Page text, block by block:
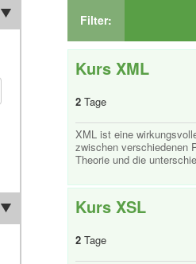
Filter:
Kurs XML
2 Tage
XML ist eine
zwischen verschiedenen
Theorie und die
Kurs XSL
2 Tage